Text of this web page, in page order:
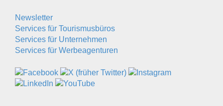
Newsletter
Services für Tourismusbüros
Services für Unternehmen
Services für Werbeagenturen